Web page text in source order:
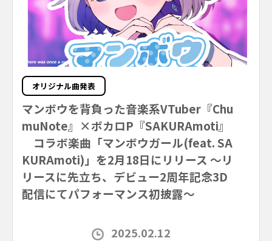
オリジナル曲発表
マンボウを背負った音楽系VTuber『Chu
muNote』×ボカロP『SAKURAmoti』
コラボ楽曲「マンボウガール(feat. SA
KURAmoti)」を2月18日にリリース ～リ
リースに先立ち、デビュー2周年記念3D
配信にてパフォーマンス初披露～
2025.02.12